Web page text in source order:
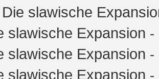
slawische
slawische Expansion -
slawische Expansion -
slawische Expansion -